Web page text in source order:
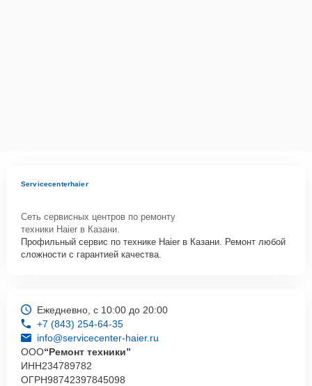
Servicecenterhaier
Сеть сервисных центров по ремонту
техники Haier в Казани.
Профильный сервис по технике Haier в Казани. Ремонт любой
сложности с гарантией качества.
Ежедневно, с 10:00 до 20:00
+7 (843) 254-64-35
info@servicecenter-haier.ru
ООО“Ремонт техники”
ИНН234789782
ОГРН98742397845098